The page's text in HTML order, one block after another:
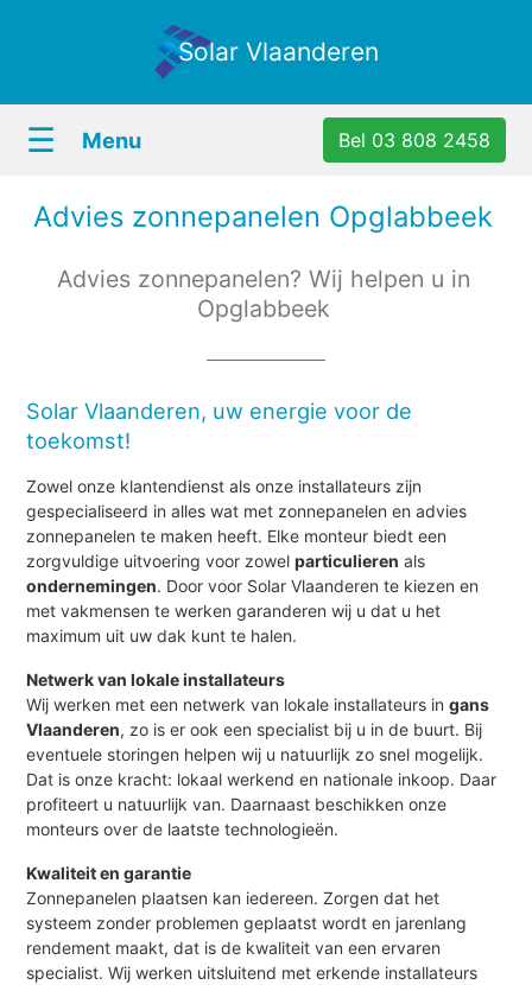
Solar Vlaanderen
☰ Menu Bel 03 808 2458
Advies zonnepanelen Opglabbeek
Advies zonnepanelen? Wij helpen u in
Opglabbeek
Solar Vlaanderen, uw energie voor de
toekomst!
Zowel onze klantendienst als onze installateurs zijn
gespecialiseerd in alles wat met zonnepanelen en advies
zonnepanelen te maken heeft. Elke monteur biedt een
zorgvuldige uitvoering voor zowelparticulieren als
ondernemingen. Door voor Solar Vlaanderen te kiezen en
met vakmensen te werken garanderen wij u dat u het
maximum uit uw dak kunt te halen.
Netwerk van lokale installateurs
Wij werken met een netwerk van lokale installateurs ingans
Vlaanderen, zo is er ook een specialist bij u in de buurt. Bij
eventuele storingen helpen wij u natuurlijk zo snel mogelijk.
Dat is onze kracht: lokaal werkend en nationale inkoop. Daar
profiteert u natuurlijk van. Daarnaast beschikken onze
monteurs over de laatste technologieën.
Kwaliteit en garantie
Zonnepanelen plaatsen kan iedereen. Zorgen dat het
systeem zonder problemen geplaatst wordt en jarenlang
rendement maakt, dat is de kwaliteit van een ervaren
specialist. Wij werken uitsluitend met erkende installateurs